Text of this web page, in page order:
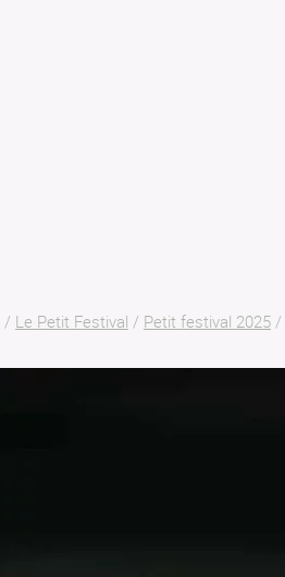
/ Le Petit Festival / Petit festival 2025 /